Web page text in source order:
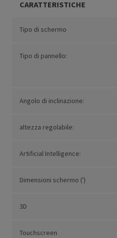
CARATTERISTICHE
Tipo di schermo
Tipo di pannello:
Angolo di inclinazione:
altezza regolabile:
Artificial Intelligence:
Dimensioni schermo (')
3D
Touchscreen